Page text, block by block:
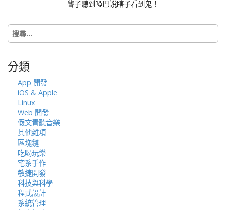
i
o
n
聾子聽到啞巴說瞎子看到鬼！
搜
尋
字:
分類
App 開發
iOS & Apple
Linux
Web 開發
假文青聽音樂
其他雜項
區塊鏈
吃喝玩樂
宅系手作
敏捷開發
科技與科學
程式設計
系統管理